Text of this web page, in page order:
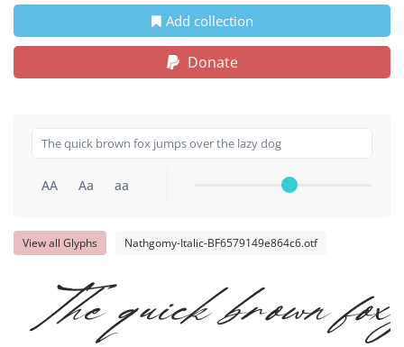
Add collection
Donate
AA Aa aa
View all Glyphs Nathgomy-Italic-BF6579149e864c6.otf
The quick brown